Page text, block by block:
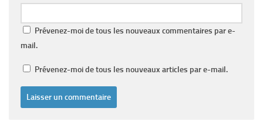
Prévenez-moi de tous les nouveaux commentaires par e-
mail.
Prévenez-moi de tous les nouveaux articles par e-mail.